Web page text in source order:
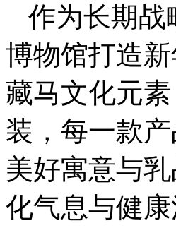
作为长期战
博物馆打造
藏马文化元
装，每一款
美好寓意与
化气息与健康